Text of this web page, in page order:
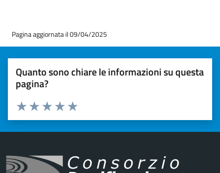
Pagina aggiornata il 09/04/2025
Quanto sono chiare le informazioni su questa
pagina?
Valuta 5 stelle su 5
Valuta 4 stelle su 5
Valuta 3 stelle su 5
Valuta 2 stelle su 5
Valuta 1 stelle su 5